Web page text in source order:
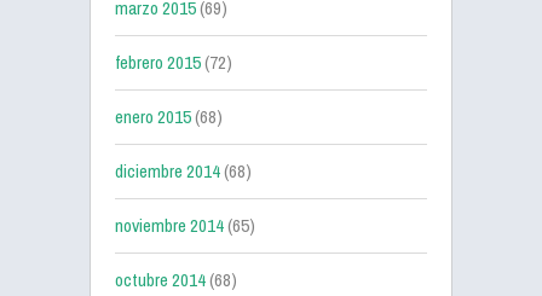
marzo 2015(69)
febrero 2015(72)
enero 2015(68)
diciembre 2014(68)
noviembre 2014(65)
octubre 2014(68)